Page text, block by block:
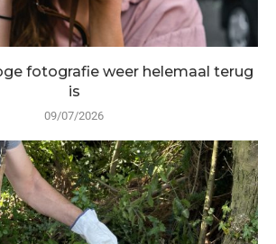
fotografie weer helemaal terug
is
09/07/2026